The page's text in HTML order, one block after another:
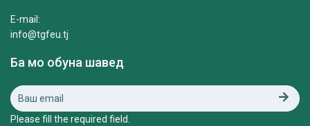
E-mail:
info@tgfeu.tj
Ба мо обуна шавед
Please fill the required field.